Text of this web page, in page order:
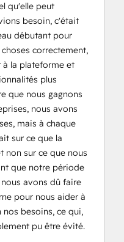
qu'elle peut
besoin, c'était
débutant pour
correctement,
à la plateforme et
plus
que nous gagnons
nous avons
mais à chaque
sur ce que la
non sur ce que nous
que notre période
avons dû faire
pour nous aider à
nos besoins, ce qui,
pu être évité.